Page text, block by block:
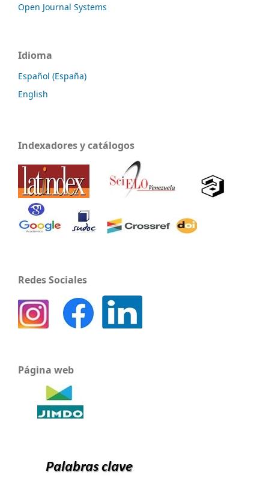
Open Journal Systems
Idioma
Español (España)
English
Indexadores y catálogos
Redes Sociales
Página web